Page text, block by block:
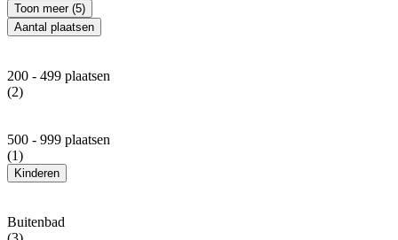
Toon meer (5)
Aantal plaatsen
200 - 499 plaatsen
(2)
500 - 999 plaatsen
(1)
Kinderen
Buitenbad